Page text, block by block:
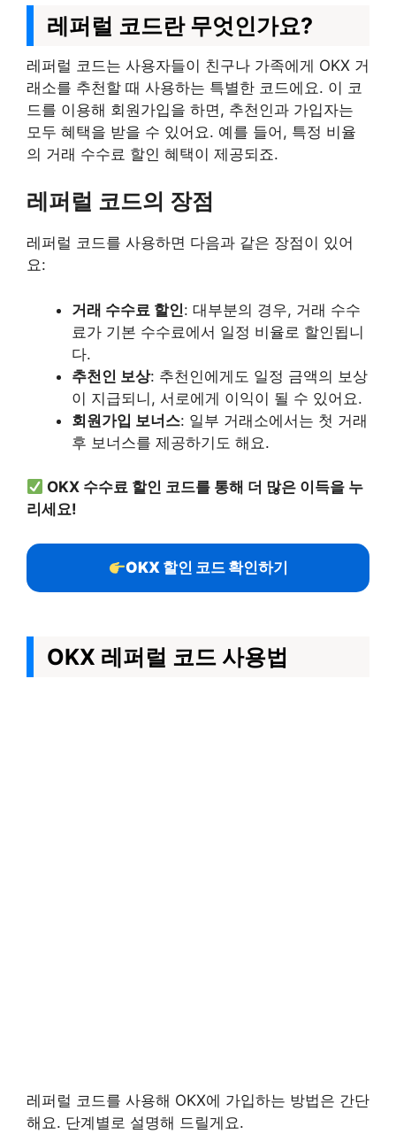
레퍼럴 코드란 무엇인가요?
레퍼럴 코드는 사용자들이 친구나 가족에게 OKX 거
래소를 추천할 때 사용하는 특별한 코드에요. 이 코
드를 이용해 회원가입을 하면, 추천인과 가입자는
모두 혜택을 받을 수 있어요. 예를 들어, 특정 비율
의 거래 수수료 할인 혜택이 제공되죠.
레퍼럴 코드의 장점
레퍼럴 코드를 사용하면 다음과 같은 장점이 있어
요:
거래 수수료 할인: 대부분의 경우, 거래 수수
료가 기본 수수료에서 일정 비율로 할인됩니
다.
추천인 보상: 추천인에게도 일정 금액의 보상
이 지급되니, 서로에게 이익이 될 수 있어요.
회원가입 보너스: 일부 거래소에서는 첫 거래
후 보너스를 제공하기도 해요.
OKX 수수료 할인 코드를 통해 더 많은 이득을 누
리세요!
OKX 할인 코드 확인하기
OKX 레퍼럴 코드 사용법
레퍼럴 코드를 사용해 OKX에 가입하는 방법은 간단
해요. 단계별로 설명해 드릴게요.